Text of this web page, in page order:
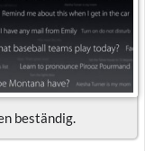
beständig.